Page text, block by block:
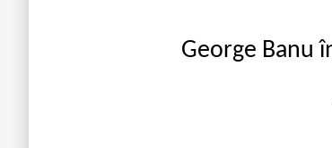
George Banu